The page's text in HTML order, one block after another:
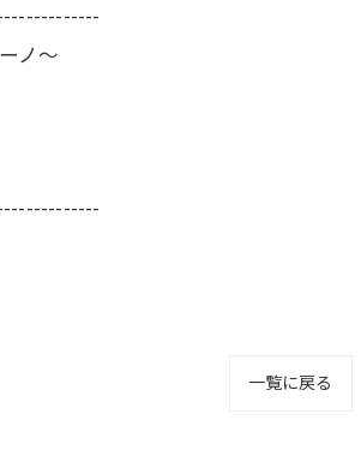
ノ～
一覧に戻る